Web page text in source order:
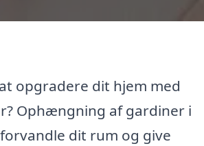
opgradere dit hjem med
Ophængning af gardiner i
dit rum og give